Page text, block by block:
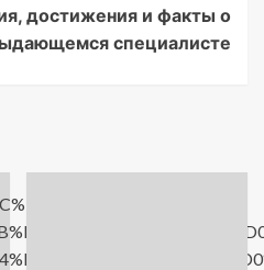
достижения и факты о
специалисте